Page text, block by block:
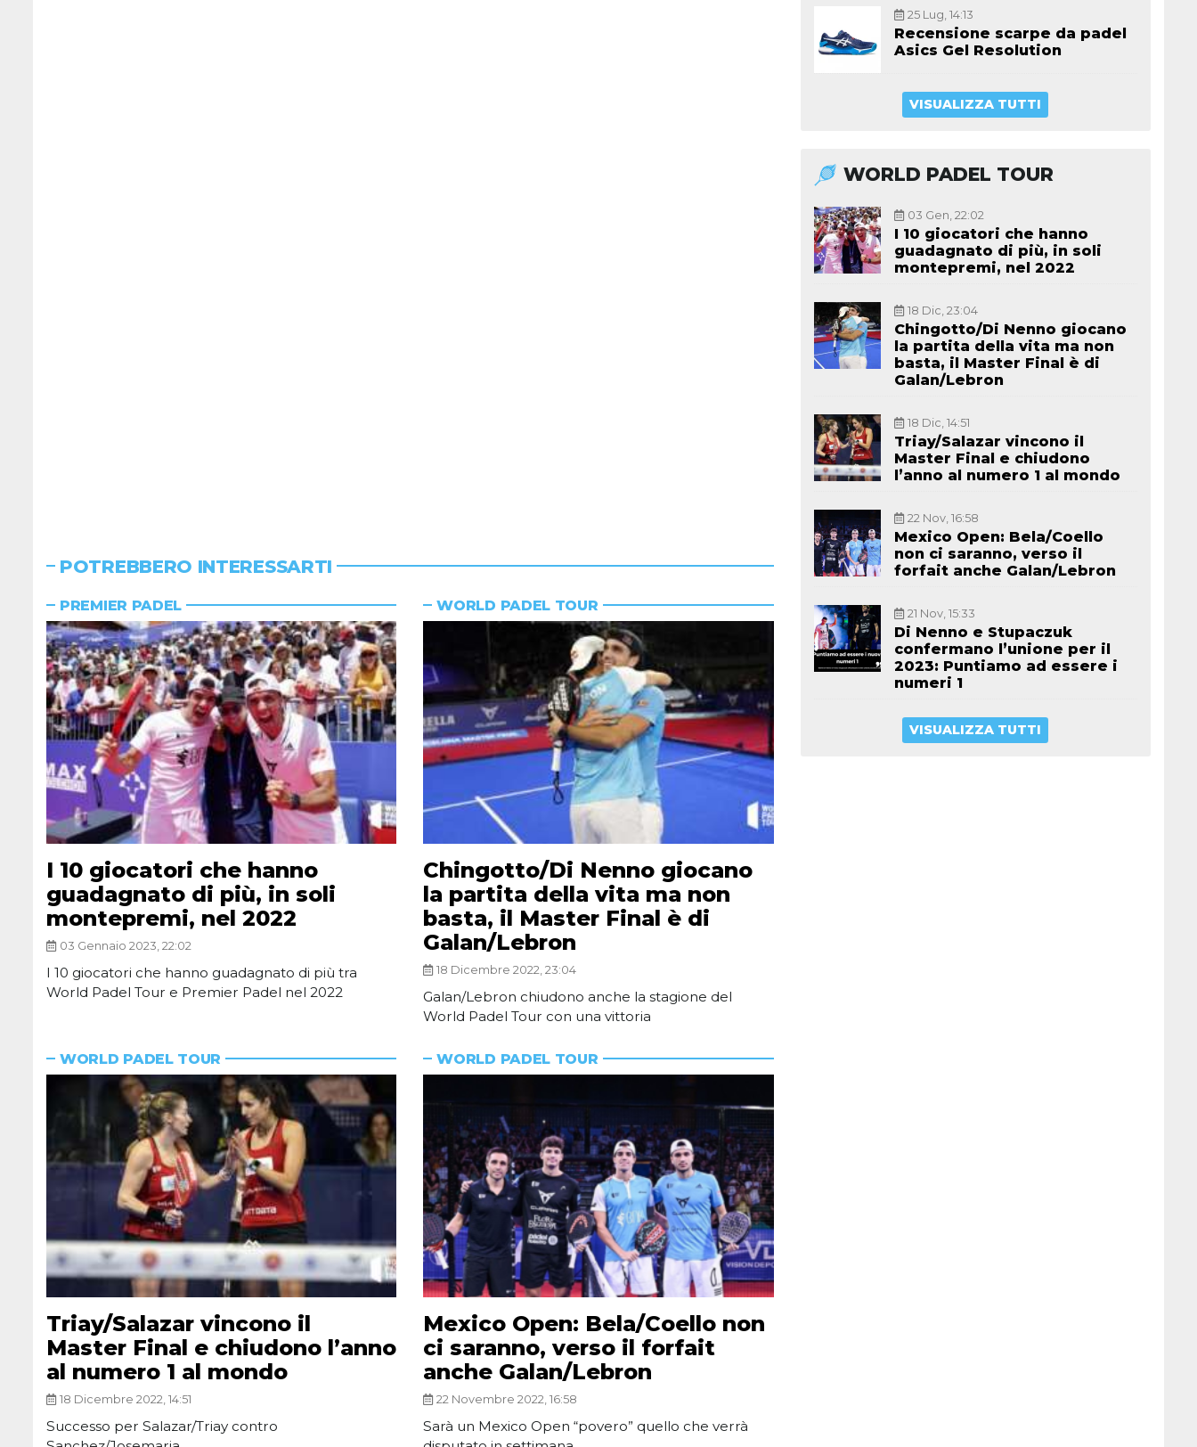
POTREBBERO INTERESSARTI
PREMIER PADEL
I 10 giocatori che hanno
guadagnato di più, in soli
montepremi, nel 2022
03 Gennaio 2023, 22:02
I 10 giocatori che hanno guadagnato di più tra
World Padel Tour e Premier Padel nel 2022
WORLD PADEL TOUR
Chingotto/Di Nenno giocano
la partita della vita ma non
basta, il Master Final è di
Galan/Lebron
18 Dicembre 2022, 23:04
Galan/Lebron chiudono anche la stagione del
World Padel Tour con una vittoria
WORLD PADEL TOUR
Triay/Salazar vincono il
Master Final e chiudono l’anno
al numero 1 al mondo
18 Dicembre 2022, 14:51
Successo per Salazar/Triay contro
WORLD PADEL TOUR
Mexico Open: Bela/Coello non
ci saranno, verso il forfait
anche Galan/Lebron
22 Novembre 2022, 16:58
Sarà un Mexico Open “povero” quello che verrà
25 Lug, 14:13
Recensione scarpe da padel
Asics Gel Resolution
VISUALIZZA TUTTI
WORLD PADEL TOUR
03 Gen, 22:02
I 10 giocatori che hanno
guadagnato di più, in soli
montepremi, nel 2022
18 Dic, 23:04
Chingotto/Di Nenno giocano
la partita della vita ma non
basta, il Master Final è di
Galan/Lebron
18 Dic, 14:51
Triay/Salazar vincono il
Master Final e chiudono
l’anno al numero 1 al mondo
22 Nov, 16:58
Mexico Open: Bela/Coello
non ci saranno, verso il
forfait anche Galan/Lebron
21 Nov, 15:33
Di Nenno e Stupaczuk
confermano l’unione per il
2023: Puntiamo ad essere i
numeri 1
VISUALIZZA TUTTI